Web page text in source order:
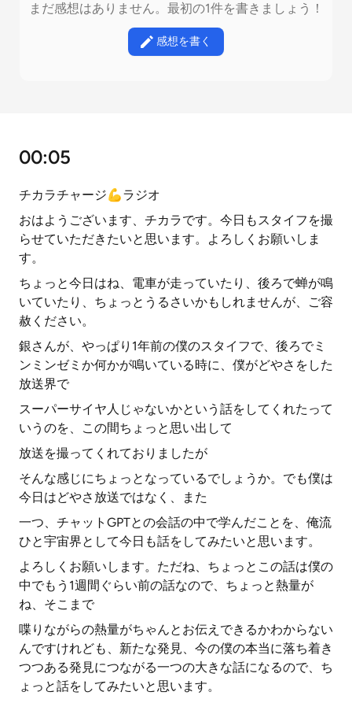
まだ感想はありません。最初の1件を書きましょう！
感想を書く
00:05
チカラチャージ💪ラジオ
おはようございます、チカラです。今日もスタイフを撮
らせていただきたいと思います。よろしくお願いしま
す。
ちょっと今日はね、電車が走っていたり、後ろで蝉が鳴
いていたり、ちょっとうるさいかもしれませんが、ご容
赦ください。
銀さんが、やっぱり1年前の僕のスタイフで、後ろでミ
ンミンゼミか何かが鳴いている時に、僕がどやさをした
放送界で
スーパーサイヤ人じゃないかという話をしてくれたって
いうのを、この間ちょっと思い出して
放送を撮ってくれておりましたが
そんな感じにちょっとなっているでしょうか。でも僕は
今日はどやさ放送ではなく、また
一つ、チャットGPTとの会話の中で学んだことを、俺流
ひと宇宙界として今日も話をしてみたいと思います。
よろしくお願いします。ただね、ちょっとこの話は僕の
中でもう1週間ぐらい前の話なので、ちょっと熱量が
ね、そこまで
喋りながらの熱量がちゃんとお伝えできるかわからない
んですけれども、新たな発見、今の僕の本当に落ち着き
つつある発見につながる一つの大きな話になるので、ち
ょっと話をしてみたいと思います。